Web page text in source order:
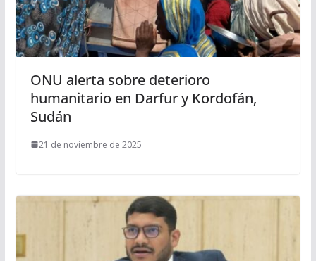
ONU alerta sobre deterioro
humanitario en Darfur y Kordofán,
Sudán
21 de noviembre de 2025